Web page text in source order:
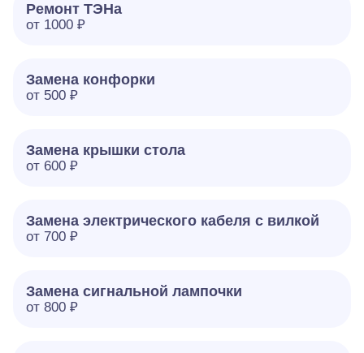
Ремонт ТЭНа
от 1000 ₽
Замена конфорки
от 500 ₽
Замена крышки стола
от 600 ₽
Замена электрического кабеля с вилкой
от 700 ₽
Замена сигнальной лампочки
от 800 ₽